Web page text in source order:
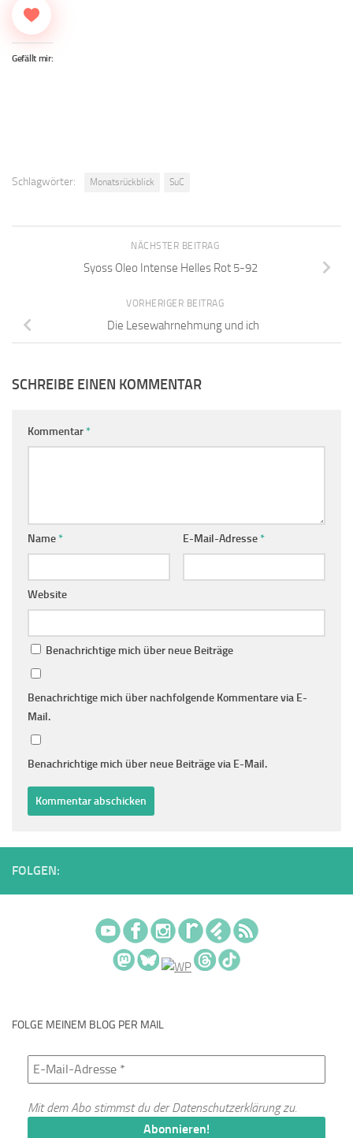
Gefällt mir:
Schlagwörter: Monatsrückblick SuC
NÄCHSTER BEITRAG
Syoss Oleo Intense Helles Rot 5-92
VORHERIGER BEITRAG
Die Lesewahrnehmung und ich
SCHREIBE EINEN KOMMENTAR
Kommentar*
Name* E-Mail-Adresse*
Website
Benachrichtige mich über neue Beiträge
Benachrichtige mich über nachfolgende Kommentare via E-
Mail.
Benachrichtige mich über neue Beiträge via E-Mail.
FOLGEN:
FOLGE MEINEM BLOG PER MAIL
Mit dem Abo stimmst du derDatenschutzerklärungzu.